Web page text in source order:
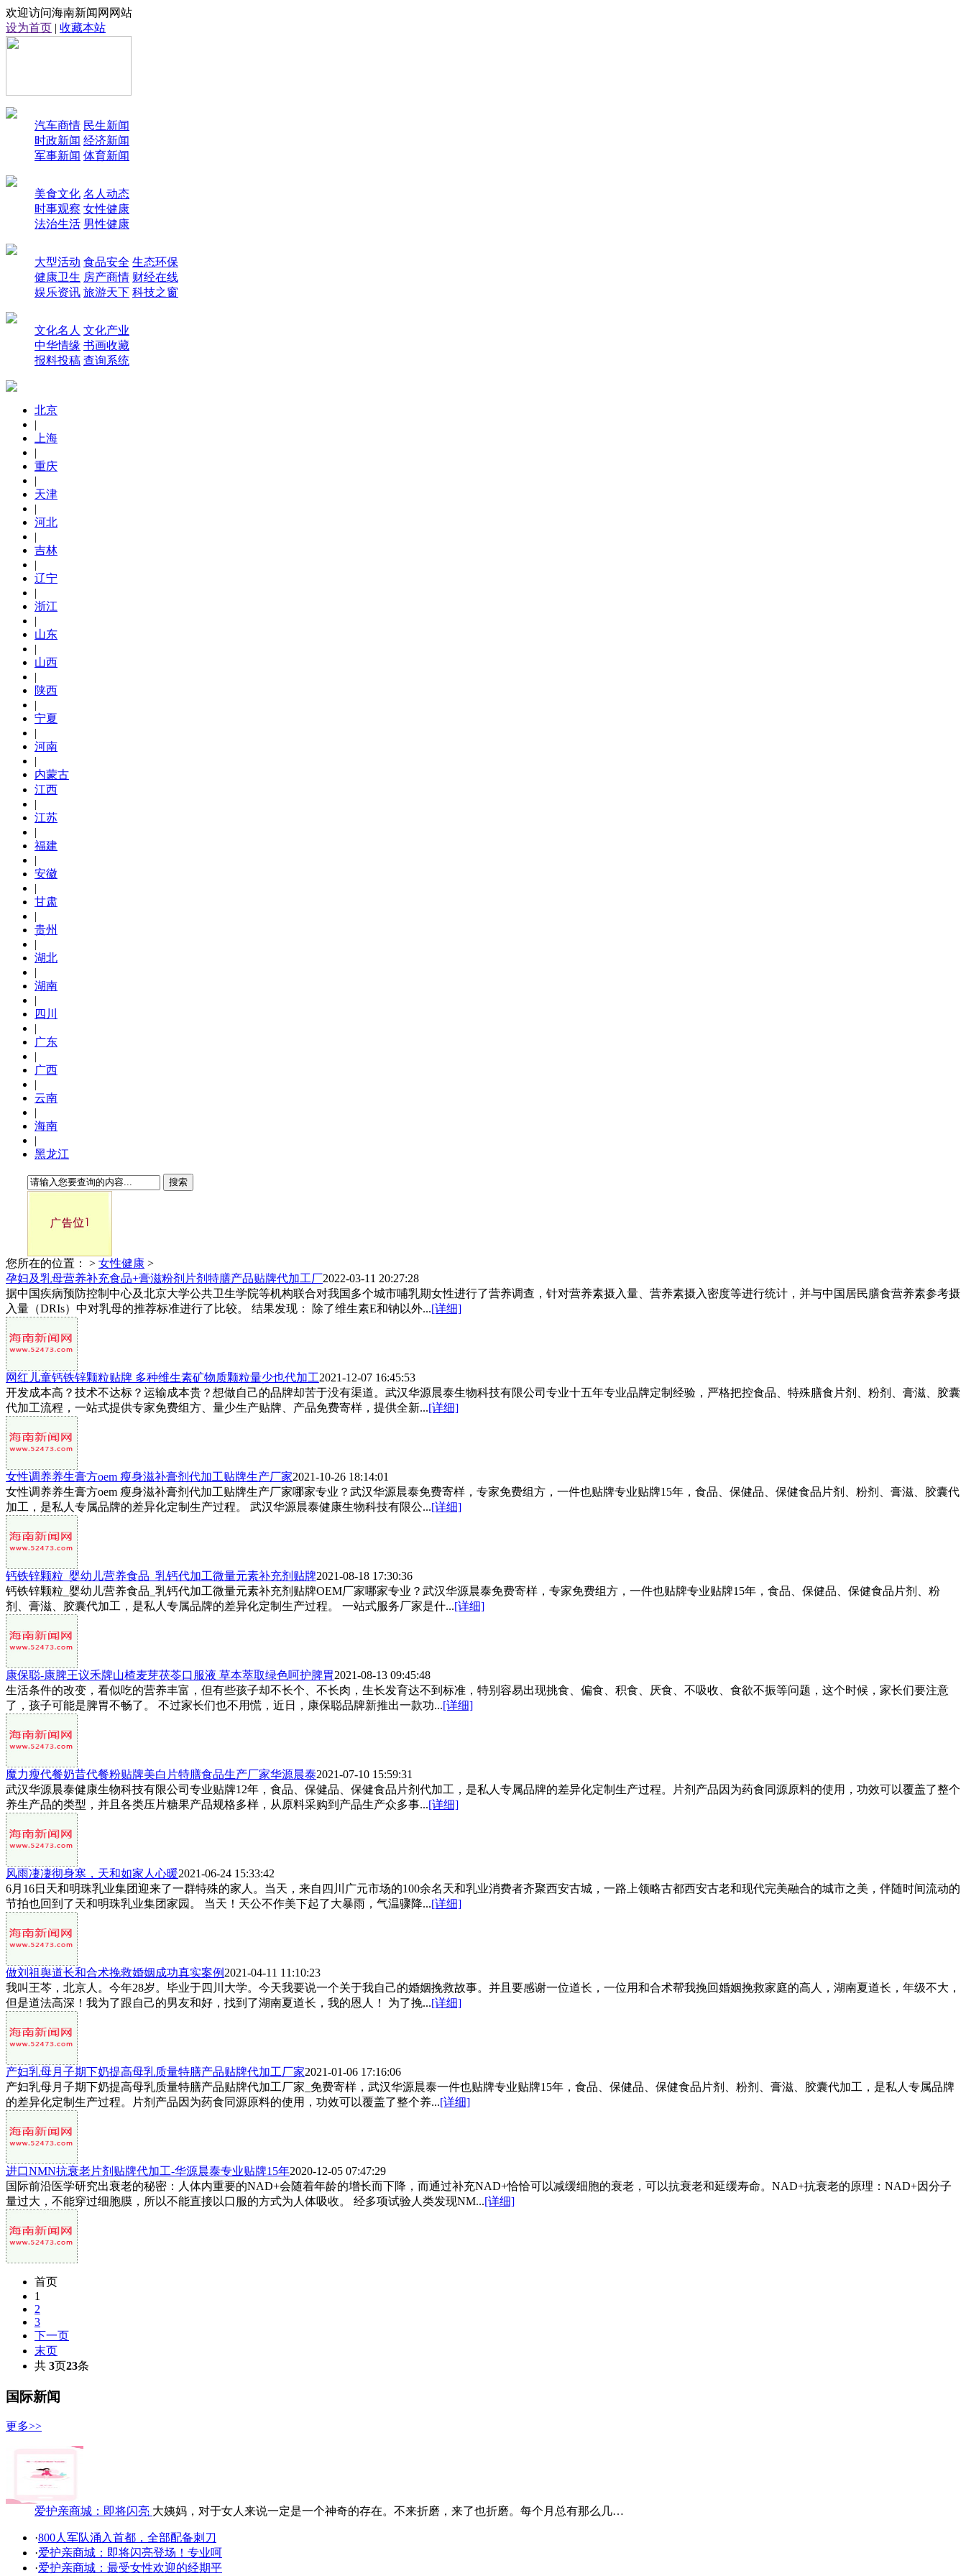
欢迎访问海南新闻网网站
设为首页 | 收藏本站
汽车商情 民生新闻
时政新闻 经济新闻
军事新闻 体育新闻
美食文化 名人动态
时事观察 女性健康
法治生活 男性健康
大型活动 食品安全 生态环保
健康卫生 房产商情 财经在线
娱乐资讯 旅游天下 科技之窗
文化名人 文化产业
中华情缘 书画收藏
报料投稿 查询系统
北京
|
上海
|
重庆
|
天津
|
河北
|
吉林
|
辽宁
|
浙江
|
山东
|
山西
|
陕西
|
宁夏
|
河南
|
内蒙古
江西
|
江苏
|
福建
|
安徽
|
甘肃
|
贵州
|
湖北
|
湖南
|
四川
|
广东
|
广西
|
云南
|
海南
|
黑龙江
搜索
您所在的位置： > 女性健康 >
孕妇及乳母营养补充食品+膏滋粉剂片剂特膳产品贴牌代加工厂2022-03-11 20:27:28
据中国疾病预防控制中心及北京大学公共卫生学院等机构联合对我国多个城市哺乳期女性进行了营养调查，针对营养素摄入量、营养素摄入密度等进行统计，并与中国居民膳食营养素参考摄
入量（DRIs）中对乳母的推荐标准进行了比较。 结果发现： 除了维生素E和钠以外...[详细]
网红儿童钙铁锌颗粒贴牌 多种维生素矿物质颗粒量少也代加工2021-12-07 16:45:53
开发成本高？技术不达标？运输成本贵？想做自己的品牌却苦于没有渠道。武汉华源晨泰生物科技有限公司专业十五年专业品牌定制经验，严格把控食品、特殊膳食片剂、粉剂、膏滋、胶囊
代加工流程，一站式提供专家免费组方、量少生产贴牌、产品免费寄样，提供全新...[详细]
女性调养养生膏方oem 瘦身滋补膏剂代加工贴牌生产厂家2021-10-26 18:14:01
女性调养养生膏方oem 瘦身滋补膏剂代加工贴牌生产厂家哪家专业？武汉华源晨泰免费寄样，专家免费组方，一件也贴牌专业贴牌15年，食品、保健品、保健食品片剂、粉剂、膏滋、胶囊代
加工，是私人专属品牌的差异化定制生产过程。 武汉华源晨泰健康生物科技有限公...[详细]
钙铁锌颗粒_婴幼儿营养食品_乳钙代加工微量元素补充剂贴牌2021-08-18 17:30:36
钙铁锌颗粒_婴幼儿营养食品_乳钙代加工微量元素补充剂贴牌OEM厂家哪家专业？武汉华源晨泰免费寄样，专家免费组方，一件也贴牌专业贴牌15年，食品、保健品、保健食品片剂、粉
剂、膏滋、胶囊代加工，是私人专属品牌的差异化定制生产过程。 一站式服务厂家是什...[详细]
康保聪-康脾王议禾牌山楂麦芽茯苓口服液 草本萃取绿色呵护脾胃2021-08-13 09:45:48
生活条件的改变，看似吃的营养丰富，但有些孩子却不长个、不长肉，生长发育达不到标准，特别容易出现挑食、偏食、积食、厌食、不吸收、食欲不振等问题，这个时候，家长们要注意
了，孩子可能是脾胃不畅了。 不过家长们也不用慌，近日，康保聪品牌新推出一款功...[详细]
魔力瘦代餐奶昔代餐粉贴牌美白片特膳食品生产厂家华源晨泰2021-07-10 15:59:31
武汉华源晨泰健康生物科技有限公司专业贴牌12年，食品、保健品、保健食品片剂代加工，是私人专属品牌的差异化定制生产过程。片剂产品因为药食同源原料的使用，功效可以覆盖了整个
养生产品的类型，并且各类压片糖果产品规格多样，从原料采购到产品生产众多事...[详细]
风雨凄凄彻身寒，天和如家人心暖2021-06-24 15:33:42
6月16日天和明珠乳业集团迎来了一群特殊的家人。当天，来自四川广元市场的100余名天和乳业消费者齐聚西安古城，一路上领略古都西安古老和现代完美融合的城市之美，伴随时间流动的
节拍也回到了天和明珠乳业集团家园。 当天！天公不作美下起了大暴雨，气温骤降...[详细]
做刘祖舆道长和合术挽救婚姻成功真实案例 2021-04-11 11:10:23
我叫王芩，北京人。今年28岁。毕业于四川大学。今天我要说一个关于我自己的婚姻挽救故事。并且要感谢一位道长，一位用和合术帮我挽回婚姻挽救家庭的高人，湖南夏道长，年级不大，
但是道法高深！我为了跟自己的男友和好，找到了湖南夏道长，我的恩人！ 为了挽...[详细]
产妇乳母月子期下奶提高母乳质量特膳产品贴牌代加工厂家2021-01-06 17:16:06
产妇乳母月子期下奶提高母乳质量特膳产品贴牌代加工厂家_免费寄样，武汉华源晨泰一件也贴牌专业贴牌15年，食品、保健品、保健食品片剂、粉剂、膏滋、胶囊代加工，是私人专属品牌
的差异化定制生产过程。片剂产品因为药食同源原料的使用，功效可以覆盖了整个养...[详细]
进口NMN抗衰老片剂贴牌代加工-华源晨泰专业贴牌15年2020-12-05 07:47:29
国际前沿医学研究出衰老的秘密：人体内重要的NAD+会随着年龄的增长而下降，而通过补充NAD+恰恰可以减缓细胞的衰老，可以抗衰老和延缓寿命。NAD+抗衰老的原理：NAD+因分子
量过大，不能穿过细胞膜，所以不能直接以口服的方式为人体吸收。 经多项试验人类发现NM...[详细]
首页
1
2
3
下一页
末页
共 3页23条
国际新闻
更多>>
爱护亲商城：即将闪亮 大姨妈，对于女人来说一定是一个神奇的存在。不来折磨，来了也折磨。每个月总有那么几…
·800人军队涌入首都，全部配备刺刀
·爱护亲商城：即将闪亮登场！专业呵
·爱护亲商城：最受女性欢迎的经期平